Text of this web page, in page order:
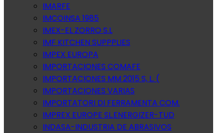
IMARFE
IMCOINSA 1985
IMEX-EL ZORRO S.L
IMF KITCHEN SUPPPLIES
IMPEX EUROPA
IMPORTACIONES COMAFE
IMPORTACIONES MM 2015 S, L. (
IMPORTACIONES VARIAS
IMPORTATORI DI FERRAMENTA COM.
IMPREX EUROPE SL.ENERGIZER-TUD
INDASA-INDUSTRIA DE ABRASIVOS